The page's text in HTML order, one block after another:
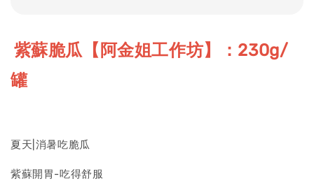
紫蘇脆瓜【阿金姐工作坊】：230g/
罐
夏天|消暑吃脆瓜
紫蘇開胃-吃得舒服